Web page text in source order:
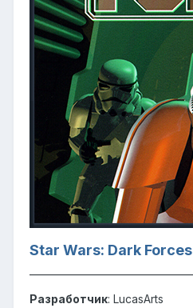
Star Wars: Dark Forces
Разработчик: LucasArts